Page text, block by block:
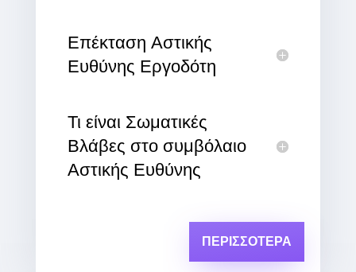
Επέκταση Αστικής
Ευθύνης Εργοδότη
Τι είναι Σωματικές
Βλάβες στο συμβόλαιο
Αστικής Ευθύνης
ΠΕΡΙΣΣΌΤΕΡΑ